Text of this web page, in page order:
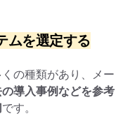
ムを選定する
の種類があり、メー
導入事例などを参考
です。